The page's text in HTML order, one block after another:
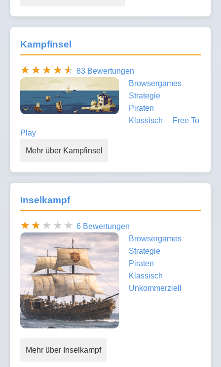
Kampfinsel
83 Bewertungen
Browsergames
Strategie
Piraten
Klassisch
Free To
Play
Mehr über Kampfinsel
Inselkampf
6 Bewertungen
Browsergames
Strategie
Piraten
Klassisch
Unkommerziell
Mehr über Inselkampf